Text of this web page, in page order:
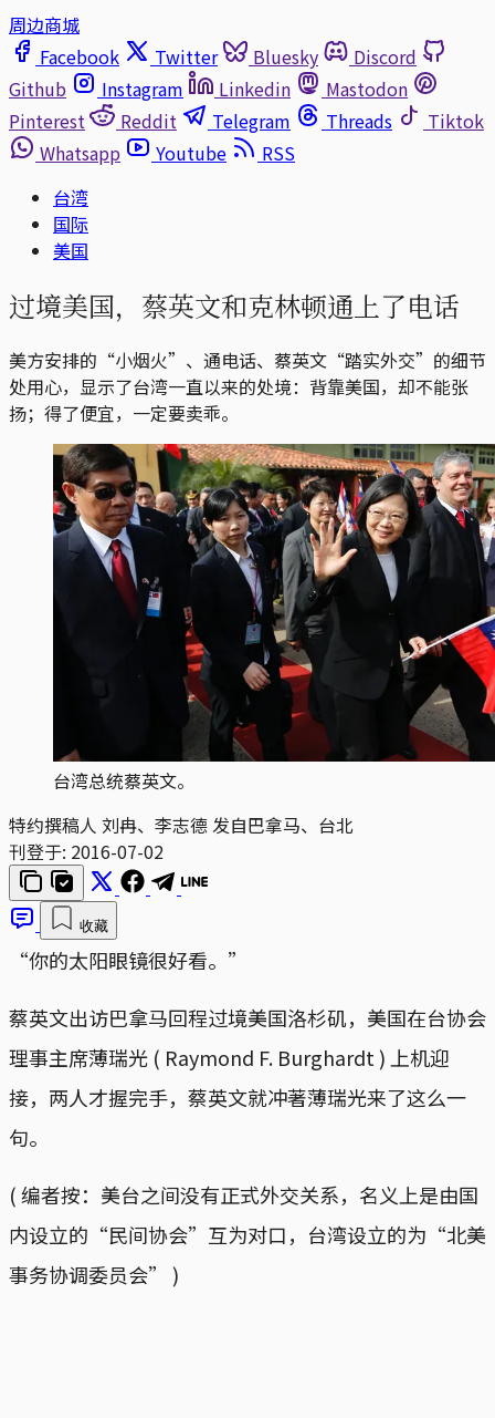
周边商城
Facebook
Twitter Bluesky
Discord
Github
Instagram Linkedin
Mastodon
Pinterest
Reddit Telegram Threads
Tiktok
Whatsapp
Youtube
RSS
台湾
国际
美国
过境美国，蔡英文和克林顿通上了电话
美方安排的“小烟火”、通电话、蔡英文“踏实外交”的细节
处用心，显示了台湾一直以来的处境：背靠美国，却不能张
扬；得了便宜，一定要卖乖。
台湾总统蔡英文。
特约撰稿人 刘冉、李志德 发自巴拿马、台北
刊登于: 2016-07-02
收藏
“你的太阳眼镜很好看。”
蔡英文出访巴拿马回程过境美国洛杉矶，美国在台协会
理事主席薄瑞光 ( Raymond F. Burghardt ) 上机迎
接，两人才握完手，蔡英文就冲著薄瑞光来了这么一
句。
( 编者按：美台之间没有正式外交关系，名义上是由国
内设立的“民间协会”互为对口，台湾设立的为“北美
事务协调委员会” )